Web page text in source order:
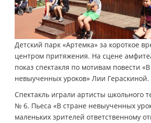
Детский парк «Артемка» за короткое
центром притяжения. На сцене
показ спектакля по мотивам повести
невыученных уроков» Лии Гераскиной.
Спектакль играли артисты школьного
№ 6. Пьеса «В стране невыученных
маленьких зрителей ответственному